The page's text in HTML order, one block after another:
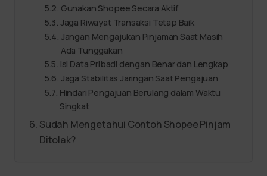
Gunakan Shopee Secara Aktif
Jaga Riwayat Transaksi Tetap Baik
Jangan Mengajukan Pinjaman Saat Masih
Ada Tunggakan
Isi Data Pribadi dengan Benar dan Lengkap
Jaga Stabilitas Jaringan Saat Pengajuan
Hindari Pengajuan Berulang dalam Waktu
Singkat
Sudah Mengetahui Contoh Shopee Pinjam
Ditolak?